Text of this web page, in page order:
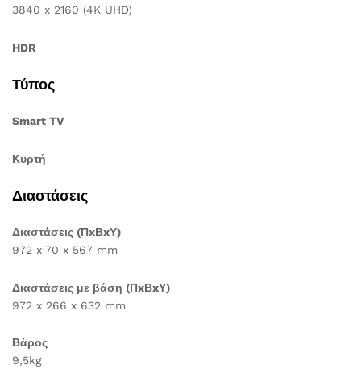
3840 x 2160 (4K UHD)
HDR
Τύπος
Smart TV
Κυρτή
Διαστάσεις
Διαστάσεις (ΠxΒxΥ)
972 x 70 x 567 mm
Διαστάσεις με βάση (ΠxΒxΥ)
972 x 266 x 632 mm
Βάρος
9,5kg